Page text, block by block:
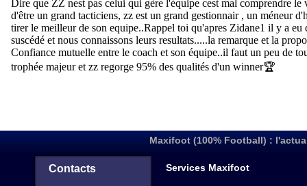
Maxifoot (100% Football) :
Contacts Services Maxifoot